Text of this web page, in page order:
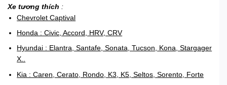
Xe tương thích :
Chevrolet Captival
Honda : Civic, Accord, HRV, CRV
Hyundai : Elantra, Santafe, Sonata, Tucson, Kona, Stargager
X..
Kia : Caren, Cerato, Rondo, K3, K5, Seltos, Sorento, Forte